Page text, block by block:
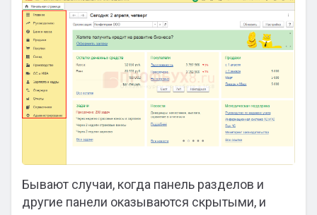
Бывают случаи, когда панель разделов и
другие панели оказываются скрытыми, и